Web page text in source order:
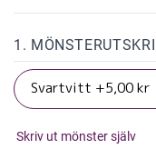
1.
Skriv ut mönster själv